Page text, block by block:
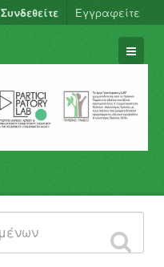
Συνδεθείτε Εγγραφείτε